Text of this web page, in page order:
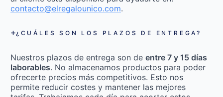
contacto@elregalounico.com.
¿CUÁLES SON LOS PLAZOS DE ENTREGA?
Nuestros plazos de entrega son de entre 7 y 15 días
laborables. No almacenamos productos para poder
ofrecerte precios más competitivos. Esto nos
permite reducir costes y mantener las mejores